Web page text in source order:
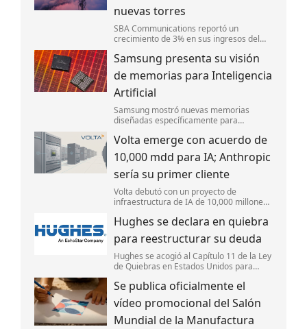
nuevas torres
SBA Communications reportó un
crecimiento de 3% en sus ingresos del
perspectivas financieras para el año.
Samsung presenta su visión
de memorias para Inteligencia
Artificial
Samsung mostró nuevas memorias
diseñadas específicamente para
la eficiencia energética.
Volta emerge con acuerdo de
10,000 mdd para IA; Anthropic
sería su primer cliente
Volta debutó con un proyecto de
infraestructura de IA de 10,000 millones
Nvidia. Anthropic sería su primer cliente
para capacidad de cómputo.
Hughes se declara en quiebra
para reestructurar su deuda
Hughes se acogió al Capítulo 11 de la Ley
de Quiebras en Estados Unidos para
estructura de capital y mantener la
continuidad de sus operaciones.
Se publica oficialmente el
vídeo promocional del Salón
Mundial de la Manufactura